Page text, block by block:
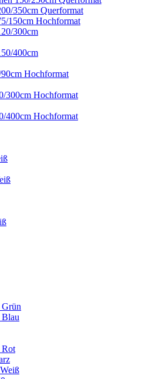
350cm Querformat
150cm Hochformat
300cm
400cm
Hochformat
300cm Hochformat
400cm Hochformat
Blau
Rot